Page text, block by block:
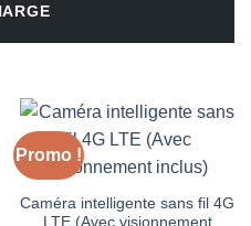
Promo !
Caméra intelligente sans fil 4G
LTE (Avec visionnement